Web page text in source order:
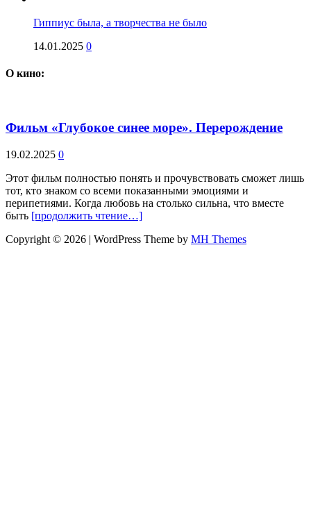
Гиппиус была, а творчества не было
14.01.2025 0
О кино:
Фильм «Глубокое синее море». Перерождение
19.02.2025 0
Этот фильм полностью понять и прочувствовать сможет лишь
тот, кто знаком со всеми показанными эмоциями и
перипетиями. Когда любовь на столько сильна, что вместе
быть [продолжить чтение…]
Copyright © 2026 | WordPress Theme by MH Themes